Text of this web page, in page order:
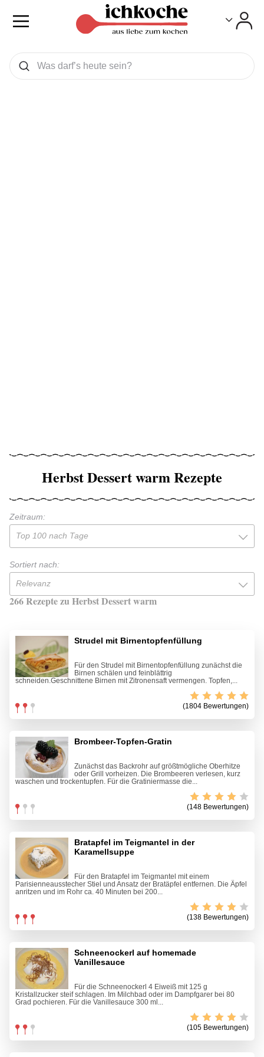
Was wollen Sie suchen
Suchen
Herbst Dessert warm Rezepte
Zeitraum:
Top 100 nach Tage
Sortiert nach:
Relevanz
266 Rezepte zu Herbst Dessert warm
Strudel mit Birnentopfenfüllung
Für den Strudel mit Birnentopfenfüllung zunächst die
Birnen schälen und feinblättrig
schneiden.Geschnittene Birnen mit Zitronensaft vermengen. Topfen,...
(1804 Bewertungen)
Brombeer-Topfen-Gratin
Zunächst das Backrohr auf größtmögliche Oberhitze
oder Grill vorheizen. Die Brombeeren verlesen, kurz
waschen und trockentupfen. Für die Gratiniermasse die...
(148 Bewertungen)
Bratapfel im Teigmantel in der
Karamellsuppe
Für den Bratapfel im Teigmantel mit einem
Parisienneausstecher Stiel und Ansatz der Bratäpfel entfernen. Die Äpfel
anritzen und im Rohr ca. 40 Minuten bei 200...
(138 Bewertungen)
Schneenockerl auf homemade
Vanillesauce
Für die Schneenockerl 4 Eiweiß mit 125 g
Kristallzucker steif schlagen. Im Milchbad oder im Dampfgarer bei 80
Grad pochieren. Für die Vanillesauce 300 ml...
(105 Bewertungen)